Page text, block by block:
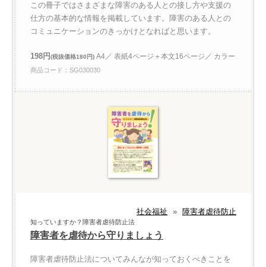
この冊子ではさまざまな障害のある人との接し方や支援の
仕方の基本的な情報を掲載しています。障害のある人との
コミュニケーションのきっかけとなればと思います。
198円(税抜価格180円) A4／ 表紙4ページ＋本文16ページ／ カラー
商品コード：SG030030
社会福祉 » 障害者虐待防止
知っていますか？障害者虐待防止法
障害者を虐待から守りましょう
障害者虐待防止法についてみんなが知っておくべきことを